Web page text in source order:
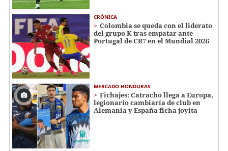
CRÓNICA
Colombia se queda con el liderato
del grupo K tras empatar ante
Portugal de CR7 en el Mundial 2026
MERCADO HONDURAS
Fichajes: Catracho llega a Europa,
legionario cambiaría de club en
Alemania y España ficha joyita